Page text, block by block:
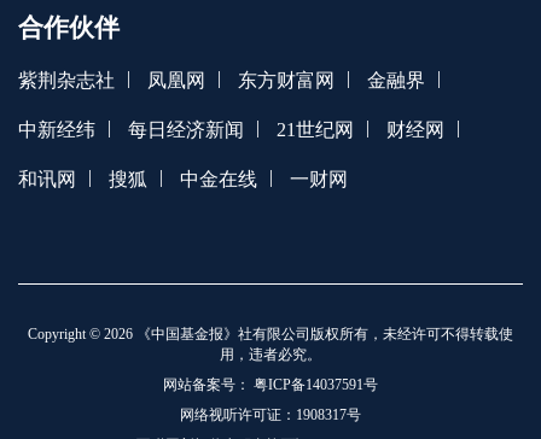
合作伙伴
紫荆杂志社 凤凰网 东方财富网 金融界
中新经纬 每日经济新闻 21世纪网 财经网
和讯网 搜狐 中金在线 一财网
Copyright © 2026 《中国基金报》社有限公司版权所有，未经许可不得转载使
用，违者必究。
网站备案号： 粤ICP备14037591号
网络视听许可证：1908317号